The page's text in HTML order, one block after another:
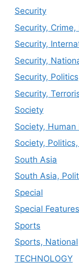
Security
Security,
Security,
Security,
Security,
Security,
Society
Society,
Society,
South Asia
South Asia,
Special
Special Features
Sports
Sports, National
TECHNOLOGY